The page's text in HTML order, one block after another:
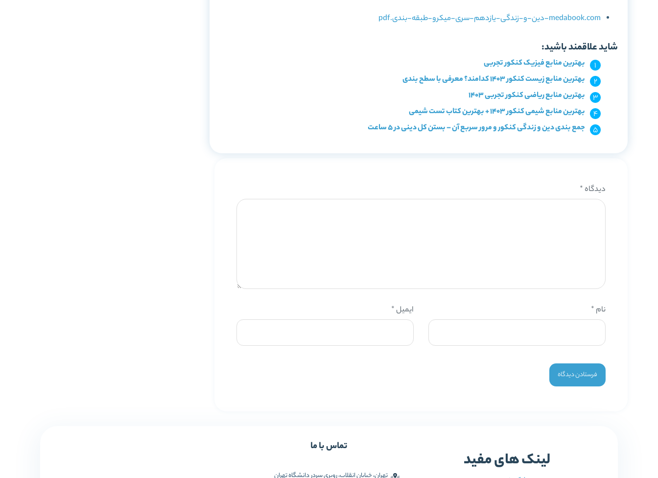
medabook.com-دین-و-زندگی-یازدهم-سری-میکرو-طبقه-بندی.pdf
شاید علاقمند باشید:
بهترین منابع فیزیک کنکور تجربی
بهترین منابع زیست کنکور 1403 کدامند؟ معرفی با سطح بندی
بهترین منابع ریاضی کنکور تجربی 1403
بهترین منابع شیمی کنکور 1403 + بهترین کتاب تست شیمی
جمع بندی دین و زندگی کنکور و مرور سربع آن – بستن کل دینی در ۵ ساعت
دیدگاه *
نام * ایمیل*
لینک های مفید
تماس با ما